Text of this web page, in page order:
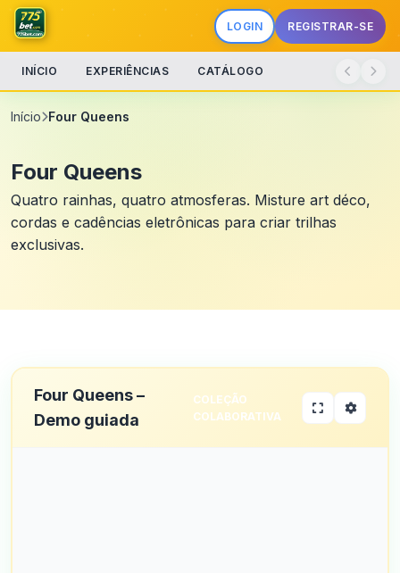
LOGIN REGISTRAR-SE
INÍCIO EXPERIÊNCIAS CATÁLOGO
Início Four Queens
Four Queens
Quatro rainhas, quatro atmosferas. Misture art déco,
cordas e cadências eletrônicas para criar trilhas
exclusivas.
Four Queens –
Demo guiada
COLEÇÃO
COLABORATIVA